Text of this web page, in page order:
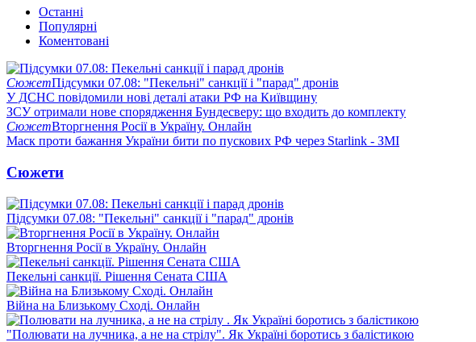
Останні
Популярні
Коментовані
СюжетПідсумки 07.08: "Пекельні" санкції і "парад" дронів
У ДСНС повідомили нові деталі атаки РФ на Київщину
ЗСУ отримали нове спорядження Бундесверу: що входить до комплекту
СюжетВторгнення Росії в Україну. Онлайн
Маск проти бажання України бити по пускових РФ через Starlink - ЗМІ
Сюжети
Підсумки 07.08: "Пекельні" санкції і "парад" дронів
Вторгнення Росії в Україну. Онлайн
Пекельні санкції. Рішення Сената США
Війна на Близькому Сході. Онлайн
"Полювати на лучника, а не на стрілу". Як Україні боротись з балістикою